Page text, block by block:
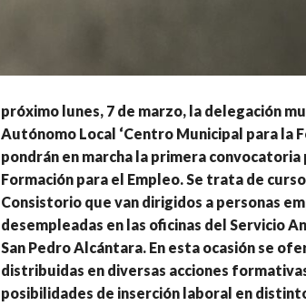
próximo lunes, 7 de marzo, la delegación
Autónomo Local ‘Centro Municipal para la
pondrán en marcha la primera convocatoria
Formación para el Empleo. Se trata de
Consistorio que van dirigidos a personas
desempleadas en las oficinas del Servicio
San Pedro Alcántara. En esta ocasión se
distribuidas en diversas acciones
posibilidades de inserción laboral en